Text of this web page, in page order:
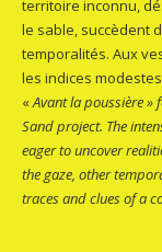
territoire inconnu,
le sable, succèdent
temporalités. Aux
les indices
«Avant la poussière »
Sand project. The
eager to uncover
the gaze, other
traces and clues of a